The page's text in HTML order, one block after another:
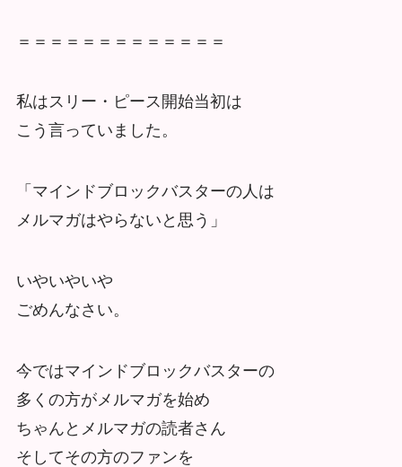
＝＝＝＝＝＝＝＝＝＝＝＝＝
私はスリー・ピース開始当初は
こう言っていました。
「マインドブロックバスターの人は
メルマガはやらないと思う」
いやいやいや
ごめんなさい。
今ではマインドブロックバスターの
多くの方がメルマガを始め
ちゃんとメルマガの読者さん
そしてその方のファンを